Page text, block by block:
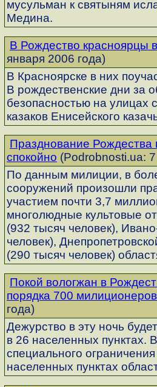
мусульман к святыням
Медина.
В Рождество красноярцы
января 2006 года)
В Красноярске в них
В рождественские дни за
безопасностью на улицах
казаков Енисейского
Празднование Рождества
спокойно (Podrobnosti.ua:
По данным милиции, в
сооружений произошли
участием почти 3,7
многолюдные культовые
(932 тысяч человек),
человек),
(290 тысяч человек)
Покой вологжан в
порядка 700 милиционеров
года)
Дежурство в эту ночь
в 26 населенных пунктах.
специального
населенных пунктах